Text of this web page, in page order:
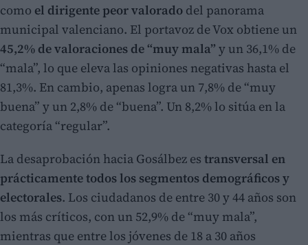
como el dirigente peor valorado del panorama
municipal valenciano. El portavoz de Vox obtiene un
45,2% de valoraciones de “muy mala” y un 36,1% de
“mala”, lo que eleva las opiniones negativas hasta el
81,3%. En cambio, apenas logra un 7,8% de “muy
buena” y un 2,8% de “buena”. Un 8,2% lo sitúa en la
categoría “regular”.
La desaprobación hacia Gosálbez es transversal en
prácticamente todos los segmentos demográficos y
electorales. Los ciudadanos de entre 30 y 44 años son
los más críticos, con un 52,9% de “muy mala”,
mientras que entre los jóvenes de 18 a 30 años